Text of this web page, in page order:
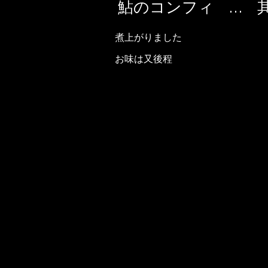
鮎のコンフィ …
煮上がりました
お味は又後程